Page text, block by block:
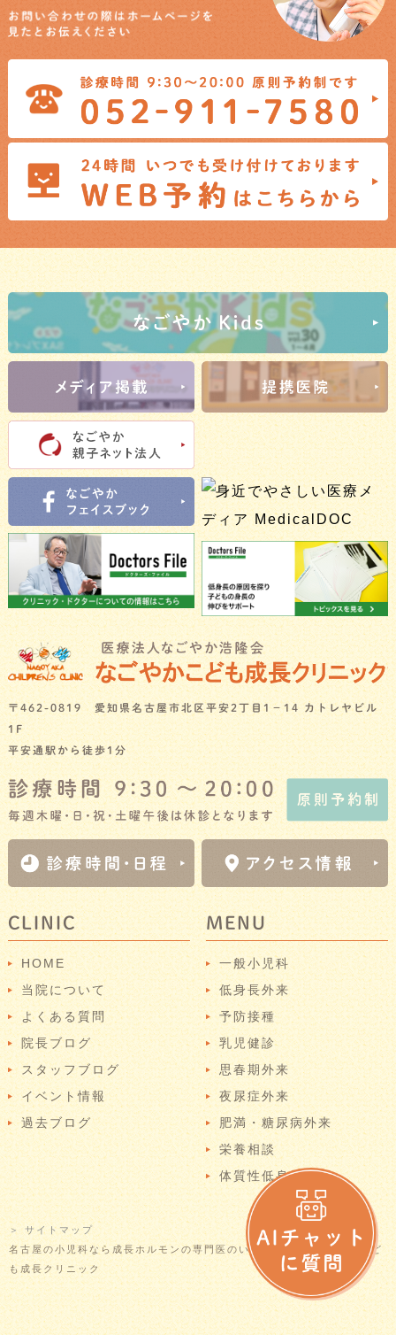
〒462-0819 愛知県名古屋市北区平安2丁目1－14 カトレヤビル
1F
平安通駅から徒歩1分
CLINIC
HOME
当院について
よくある質問
院長ブログ
スタッフブログ
イベント情報
過去ブログ
MENU
一般小児科
低身長外来
予防接種
乳児健診
思春期外来
夜尿症外来
肥満・糖尿病外来
栄養相談
体質性低身長
＞ サイトマップ
名古屋の小児科なら成長ホルモンの専門医のいる当院へ © なごやかこど
も成長クリニック